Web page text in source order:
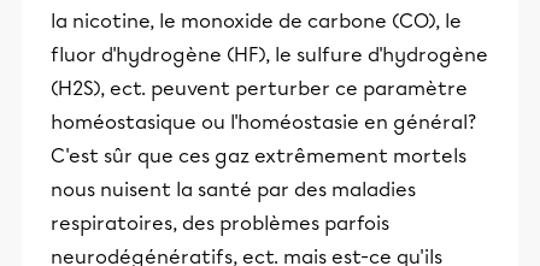
la nicotine, le monoxide de carbone (CO), le
fluor d'hydrogène (HF), le sulfure d'hydrogène
(H2S), ect. peuvent perturber ce paramètre
homéostasique ou l'homéostasie en général?
C'est sûr que ces gaz extrêmement mortels
nous nuisent la santé par des maladies
respiratoires, des problèmes parfois
neurodégénératifs, ect. mais est-ce qu'ils